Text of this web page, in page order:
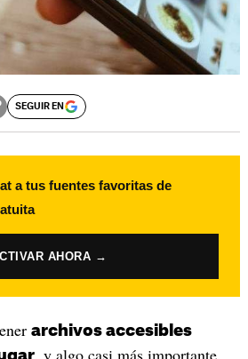
SEGUIR EN
a tus fuentes favoritas de
AHORA →
archivos accesibles